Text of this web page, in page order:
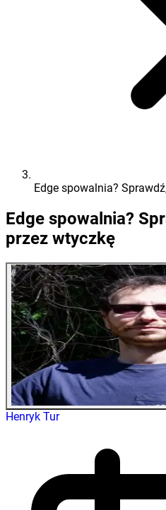
Edge spowalnia?
Edge spowalnia?
przez wtyczkę
Henryk Tur